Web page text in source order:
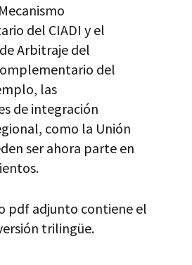
del CIADI y el
Arbitraje del
del
las
de integración
como la Unión
ser ahora parte en
pdf adjunto contiene el
trilingüe.